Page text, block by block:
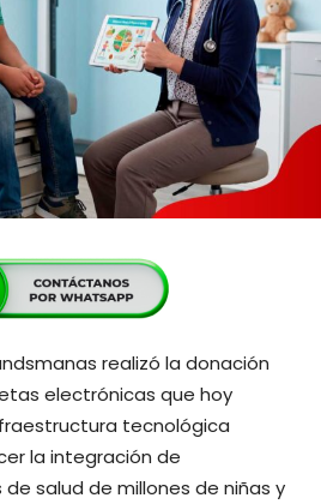
realizó la donación
electrónicas que hoy
tecnológica
la integración de
salud de millones de niñas y